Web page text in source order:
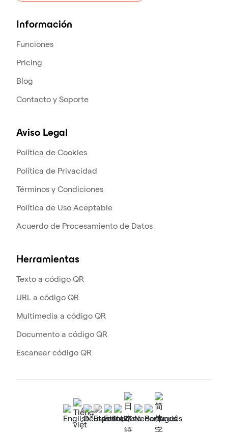
Información
Funciones
Pricing
Blog
Contacto y Soporte
Aviso Legal
Política de Cookies
Política de Privacidad
Términos y Condiciones
Política de Uso Aceptable
Acuerdo de Procesamiento de Datos
Herramientas
Texto a código QR
URL a código QR
Multimedia a código QR
Documento a código QR
Escanear código QR